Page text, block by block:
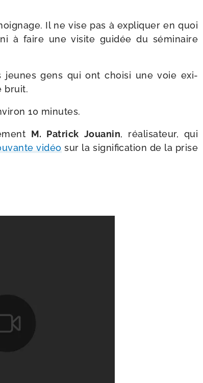
Il ne vise pas à expli­quer en quoi
à faire une visite gui­dée du sémi­naire
gens qui ont choi­si une voie exi­
bruit.
10 minutes.
M. Patrick Jouanin, réa­li­sa­teur, qui
vidéo sur la signi­fi­ca­tion de la prise